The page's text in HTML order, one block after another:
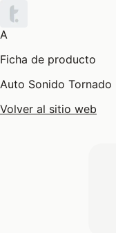
A
Ficha de producto
Auto Sonido Tornado
Volver al sitio web